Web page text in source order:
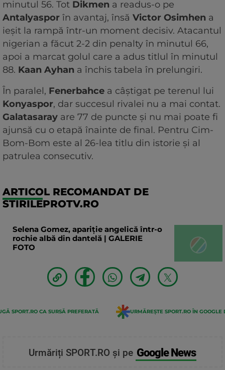
minutul 56. Tot Dikmen a readus-o pe
Antalyaspor în avantaj, însă Victor Osimhen a
ieșit la rampă într-un moment decisiv. Atacantul
nigerian a făcut 2-2 din penalty în minutul 66,
apoi a marcat golul care a adus titlul în minutul
88. Kaan Ayhan a închis tabela în prelungiri.
În paralel, Fenerbahce a câștigat pe terenul lui
Konyaspor, dar succesul rivalei nu a mai contat.
Galatasaray are 77 de puncte și nu mai poate fi
ajunsă cu o etapă înainte de final. Pentru Cim-
Bom-Bom este al 26-lea titlu din istorie și al
patrulea consecutiv.
ARTICOL RECOMANDAT DE
STIRILEPROTV.RO
Selena Gomez, apariție angelică într-o
rochie albă din dantelă | GALERIE
FOTO
SPORT.RO CA SURSĂ PREFERATĂ URMĂREȘTE SPORT.RO ÎN GOOGLE
Urmăriți SPORT.RO și pe Google News